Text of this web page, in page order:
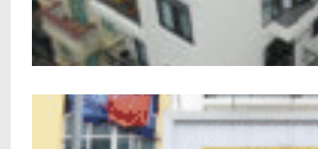
Công trình Chung Cư Mini